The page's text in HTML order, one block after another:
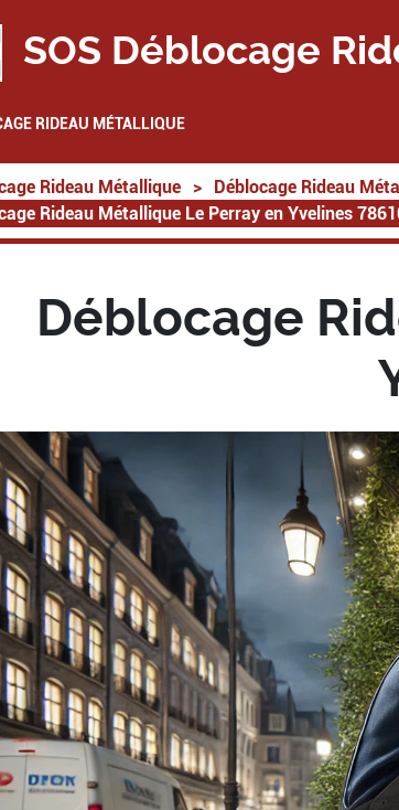
SOS Déblocage
RIDEAU MÉTALLIQUE
Rideau Métallique > Déblocage Rideau
Rideau Métallique Le Perray en Yvelines
Déblocage